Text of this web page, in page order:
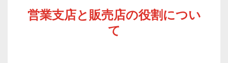
営業支店と販売店の役割につい
て